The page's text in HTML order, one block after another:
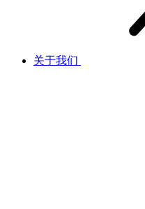
关于我们